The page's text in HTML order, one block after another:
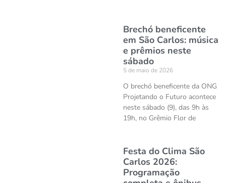
Brechó beneficente
em São Carlos: música
e prêmios neste
sábado
5 de maio de 2026
O brechó beneficente da ONG
Projetando o Futuro acontece
neste sábado (9), das 9h às
19h, no Grêmio Flor de
Festa do Clima São
Carlos 2026:
Programação